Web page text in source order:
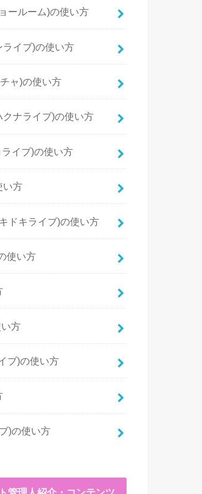
ールーム)の使い方
イブ)の使い方
ャ)の使い方
ナライブ)の使い方
イブ)の使い方
い方
ドキライブ)の使い方
使い方
方
ブ)の使い方
)の使い方